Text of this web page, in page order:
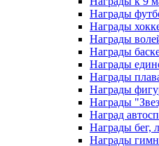
Награды
Награды
Награды
Награды
Награды
Награды
Награды
Награды
Наград
Награды бег,
Награды